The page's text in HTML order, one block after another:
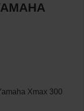
Xmax 300